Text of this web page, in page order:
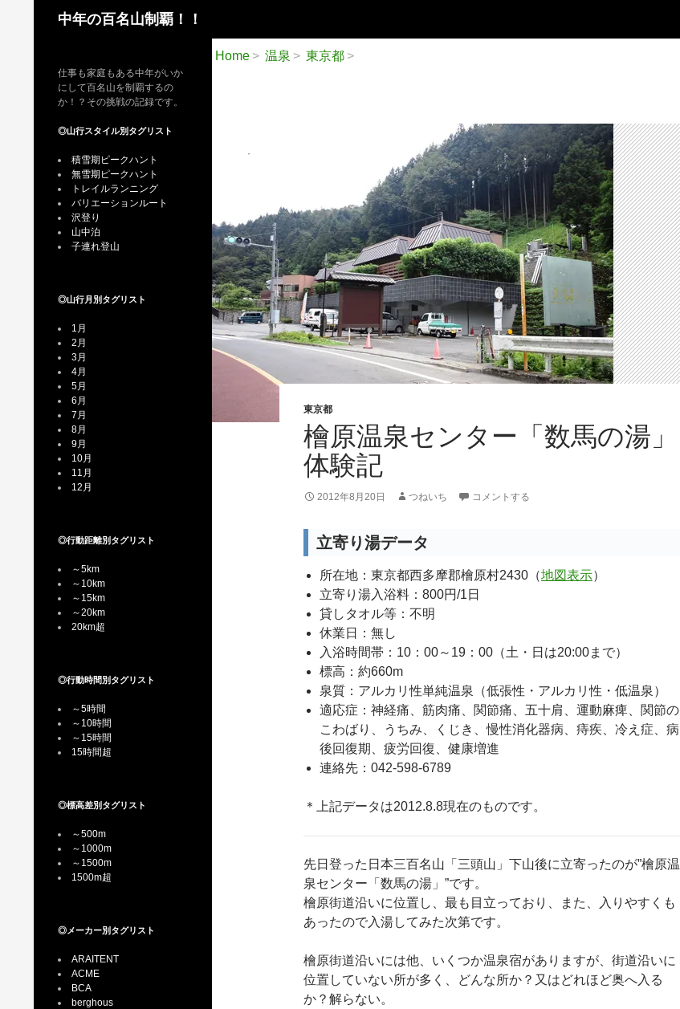
中年の百名山制覇！！
Home 温泉 東京都
東京都
檜原温泉センター「数馬の湯」
体験記
2012年8月20日 つねいち コメントする
立寄り湯データ
所在地：東京都西多摩郡檜原村2430（地図表示）
立寄り湯入浴料：800円/1日
貸しタオル等：不明
休業日：無し
入浴時間帯：10：00～19：00（土・日は20:00まで）
標高：約660m
泉質：アルカリ性単純温泉（低張性・アルカリ性・低温泉）
適応症：神経痛、筋肉痛、関節痛、五十肩、運動麻痺、関節の
こわばり、うちみ、くじき、慢性消化器病、痔疾、冷え症、病
後回復期、疲労回復、健康増進
連絡先：042-598-6789
＊上記データは2012.8.8現在のものです。
先日登った日本三百名山「三頭山」下山後に立寄ったのが”檜原温
泉センター「数馬の湯」”です。
檜原街道沿いに位置し、最も目立っており、また、入りやすくも
あったので入湯してみた次第です。
檜原街道沿いには他、いくつか温泉宿がありますが、街道沿いに
位置していない所が多く、どんな所か？又はどれほど奥へ入る
か？解らない。
仕事も家庭もある中年がいか
にして百名山を制覇するの
か！？その挑戦の記録です。
◎山行スタイル別タグリスト
積雪期ピークハント
無雪期ピークハント
トレイルランニング
バリエーションルート
沢登り
山中泊
子連れ登山
◎山行月別タグリスト
1月
2月
3月
4月
5月
6月
7月
8月
9月
10月
11月
12月
◎行動距離別タグリスト
～5km
～10km
～15km
～20km
20km超
◎行動時間別タグリスト
～5時間
～10時間
～15時間
15時間超
◎標高差別タグリスト
～500m
～1000m
～1500m
1500m超
◎メーカー別タグリスト
ARAITENT
ACME
BCA
berghous